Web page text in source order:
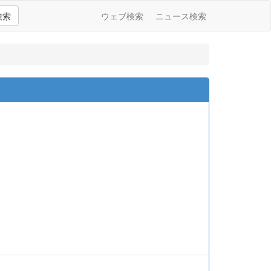
索 ウェブ検索 ニュース検索